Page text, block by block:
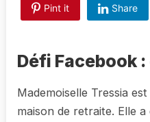
Pint it Share
Défi Facebook
Mademoiselle Tressia
maison de retraite. Elle